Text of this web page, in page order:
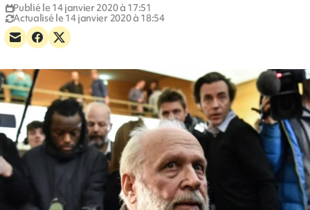
Publié le 14 janvier 2020 à 17:51
Actualisé le 14 janvier 2020 à 18:54